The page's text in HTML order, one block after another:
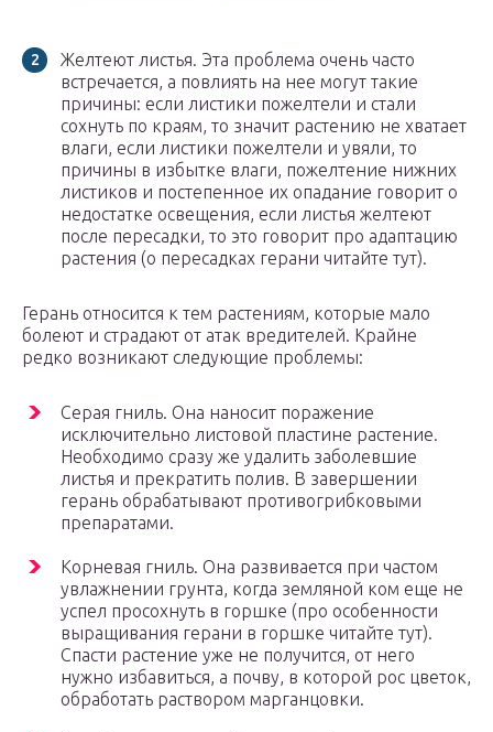
Желтеют листья. Эта проблема очень часто
встречается, а повлиять на нее могут такие
причины: если листики пожелтели и стали
сохнуть по краям, то значит растению не хватает
влаги, если листики пожелтели и увяли, то
причины в избытке влаги, пожелтение нижних
листиков и постепенное их опадание говорит о
недостатке освещения, если листья желтеют
после пересадки, то это говорит про адаптацию
растения (о пересадках герани читайте тут).
Герань относится к тем растениям, которые мало
болеют и страдают от атак вредителей. Крайне
редко возникают следующие проблемы:
Серая гниль. Она наносит поражение
исключительно листовой пластине растение.
Необходимо сразу же удалить заболевшие
листья и прекратить полив. В завершении
герань обрабатывают противогрибковыми
препаратами.
Корневая гниль. Она развивается при частом
увлажнении грунта, когда земляной ком еще не
успел просохнуть в горшке (про особенности
выращивания герани в горшке читайте тут).
Спасти растение уже не получится, от него
нужно избавиться, а почву, в которой рос цветок,
обработать раствором марганцовки.